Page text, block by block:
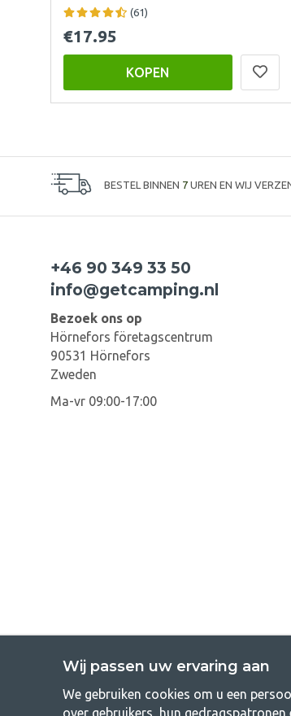
(61)
€17.95
KOPEN
BESTEL BINNEN 7 UREN EN WIJ
+46 90 349 33 50
info@getcamping.nl
Bezoek ons op
Hörnefors företagscentrum
90531 Hörnefors
Zweden
Ma-vr 09:00-17:00
Wij passen uw ervaring aan
We gebruiken cookies om u een
over gebruikers, hun gedragspatronen